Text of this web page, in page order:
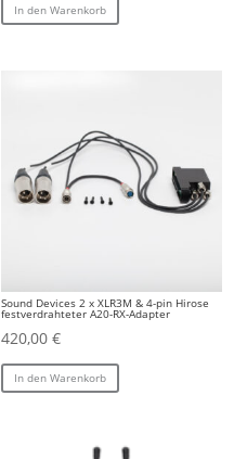
In den Warenkorb
Sound Devices 2 x XLR3M & 4-pin Hirose
festverdrahteter A20-RX-Adapter
420,00 €
In den Warenkorb